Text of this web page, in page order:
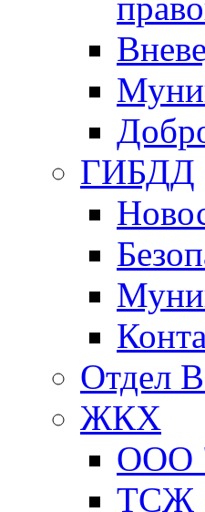
ГИБДД
Отдел
ЖКХ
ООО
ТСЖ